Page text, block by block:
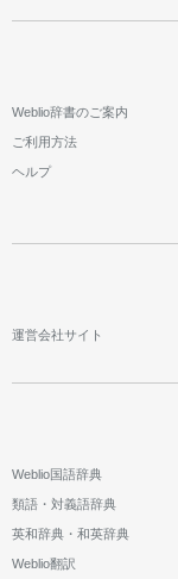
Weblio辞書のご案内
ご利用方法
ヘルプ
運営会社サイト
Weblio国語辞典
類語・対義語辞典
英和辞典・和英辞典
Weblio翻訳